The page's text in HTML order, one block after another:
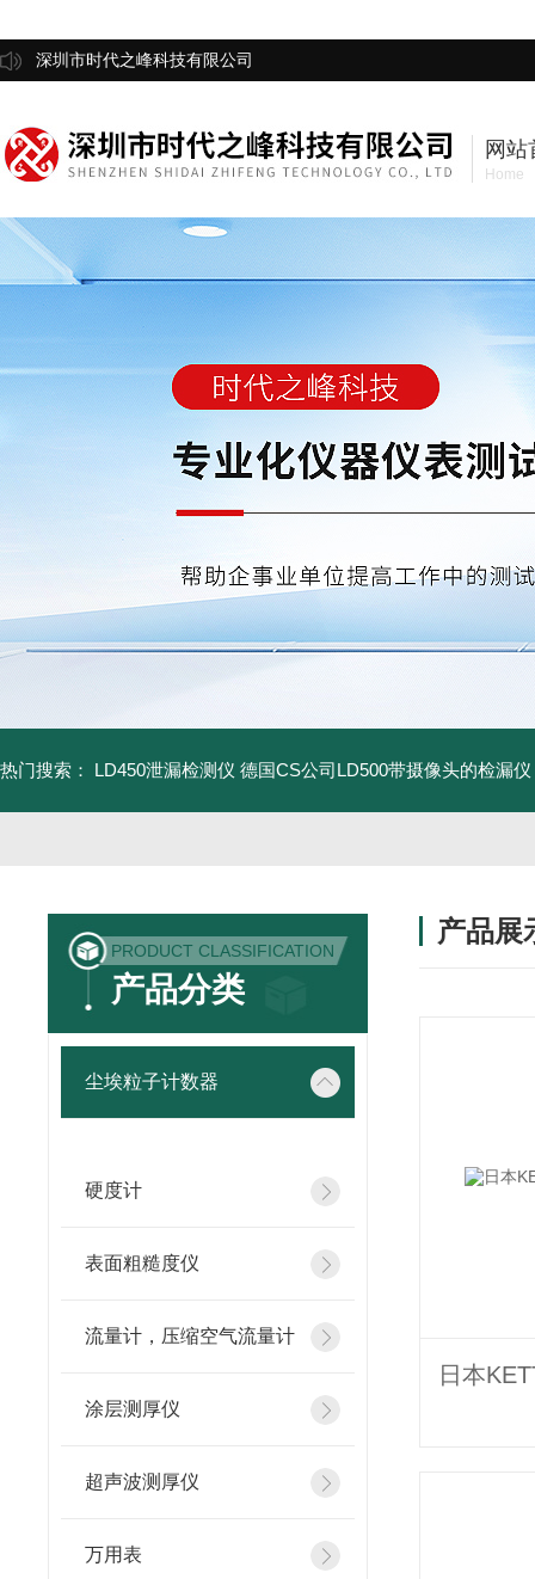
深圳市时代之峰科技有限公司
网站
Home
热门搜索： LD450泄漏检测仪 德国CS公司LD500带摄像头的检漏仪
PRODUCT CLASSIFICATION
产品分类
尘埃粒子计数器
硬度计
表面粗糙度仪
流量计，压缩空气流量计
涂层测厚仪
超声波测厚仪
万用表
产品展